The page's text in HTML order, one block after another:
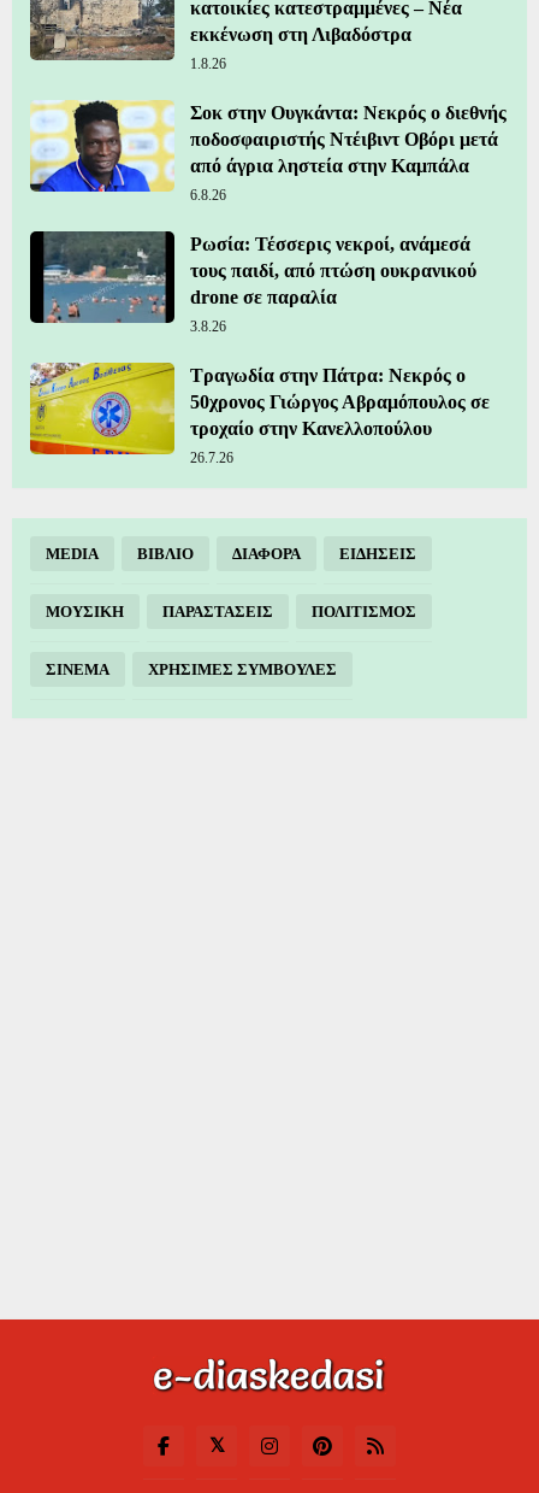
κατοικίες κατεστραμμένες – Νέα
εκκένωση στη Λιβαδόστρα
1.8.26
Σοκ στην Ουγκάντα: Νεκρός ο διεθνής
ποδοσφαιριστής Ντέιβιντ Οβόρι μετά
από άγρια ληστεία στην Καμπάλα
6.8.26
Ρωσία: Τέσσερις νεκροί, ανάμεσά
τους παιδί, από πτώση ουκρανικού
drone σε παραλία
3.8.26
Τραγωδία στην Πάτρα: Νεκρός ο
50χρονος Γιώργος Αβραμόπουλος σε
τροχαίο στην Κανελλοπούλου
26.7.26
MEDIA ΒΙΒΛΙΟ ΔΙΑΦΟΡΑ ΕΙΔΗΣΕΙΣ
ΜΟΥΣΙΚΗ ΠΑΡΑΣΤΑΣΕΙΣ ΠΟΛΙΤΙΣΜΟΣ
ΣΙΝΕΜΑ ΧΡΗΣΙΜΕΣ ΣΥΜΒΟΥΛΕΣ